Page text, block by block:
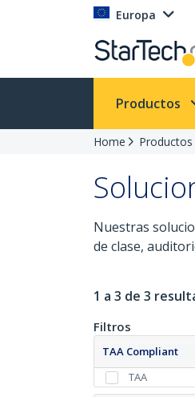
Europa
Productos
Home
Nuestras
de clase,
1 a 3 de 3
Filtros
TAA Compliant
TAA